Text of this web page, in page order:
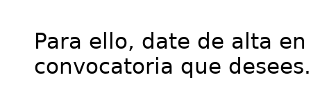
Para ello, date de alta
convocatoria que desees.